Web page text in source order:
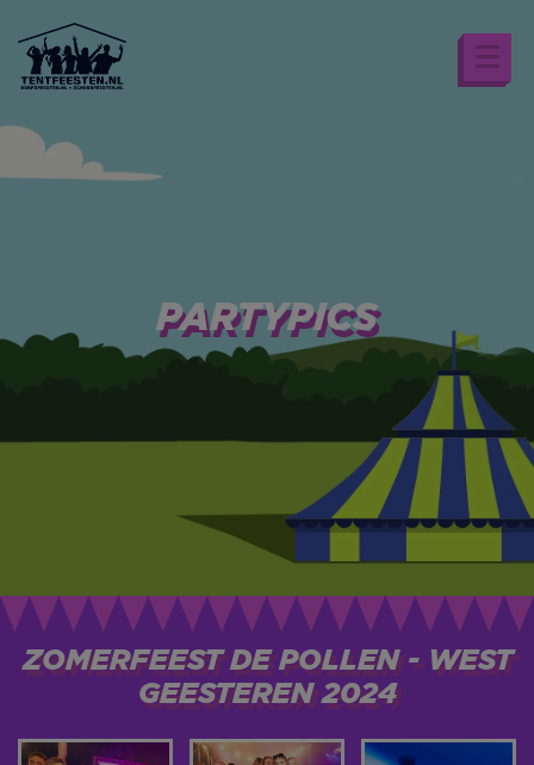
PARTYPICS
ZOMERFEEST DE POLLEN - WEST
GEESTEREN 2024